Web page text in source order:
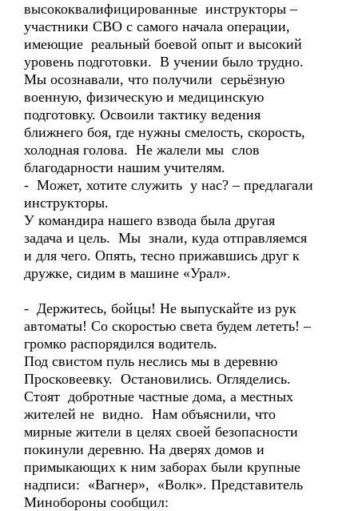
высококвалифицированные инструкторы –
участники СВО с самого начала операции,
имеющие реальный боевой опыт и высокий
уровень подготовки. В учении было трудно.
Мы осознавали, что получили серьёзную
военную, физическую и медицинскую
подготовку. Освоили тактику ведения
ближнего боя, где нужны смелость, скорость,
холодная голова. Не жалели мы слов
благодарности нашим учителям.
- Может, хотите служить у нас? – предлагали
инструкторы.
У командира нашего взвода была другая
задача и цель. Мы знали, куда отправляемся
и для чего. Опять, тесно прижавшись друг к
дружке, сидим в машине «Урал».
- Держитесь, бойцы! Не выпускайте из рук
автоматы! Со скоростью света будем лететь! –
громко распорядился водитель.
Под свистом пуль неслись мы в деревню
Просковеевку. Остановились. Огляделись.
Стоят добротные частные дома, а местных
жителей не видно. Нам объяснили, что
мирные жители в целях своей безопасности
покинули деревню. На дверях домов и
примыкающих к ним заборах были крупные
надписи: «Вагнер», «Волк». Представитель
Минобороны сообщил: